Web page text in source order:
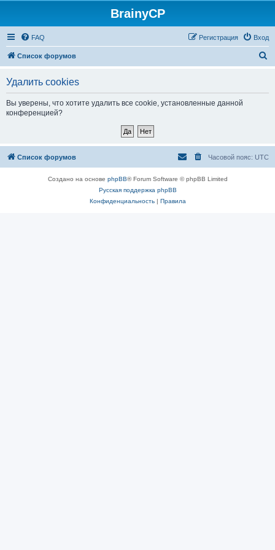
BrainyCP
FAQ Вход
Регистрация
Список форумов
Удалить cookies
Вы уверены, что хотите удалить все cookie, установленные данной
конференцией?
Список форумов Часовой пояс: UTC
Создано на основе phpBB® Forum Software © phpBB Limited
Русская поддержка phpBB
Конфиденциальность| Правила